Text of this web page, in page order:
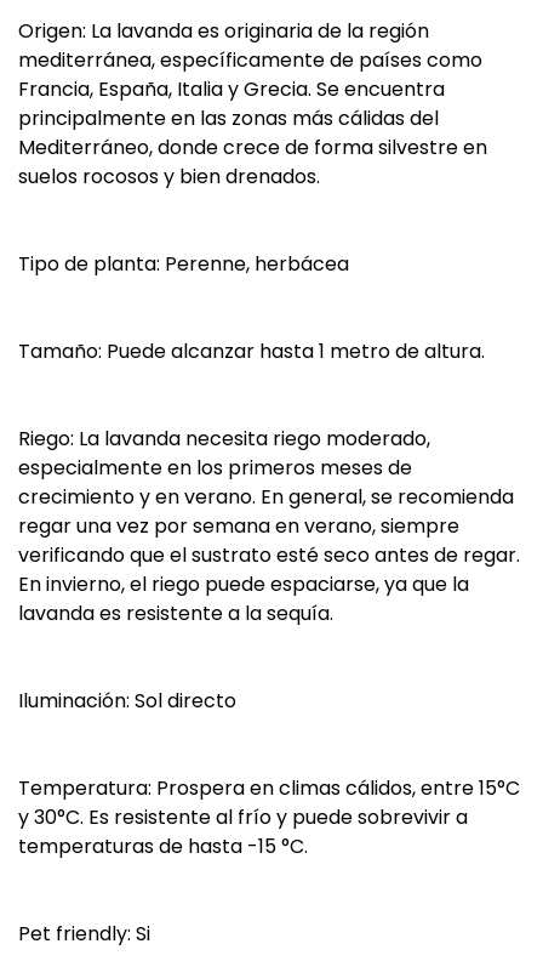
Origen: La lavanda es originaria de la región
mediterránea, específicamente de países como
Francia, España, Italia y Grecia. Se encuentra
principalmente en las zonas más cálidas del
Mediterráneo, donde crece de forma silvestre en
suelos rocosos y bien drenados.
Tipo de planta: Perenne, herbácea
Tamaño: Puede alcanzar hasta 1 metro de altura.
Riego: La lavanda necesita riego moderado,
especialmente en los primeros meses de
crecimiento y en verano. En general, se recomienda
regar una vez por semana en verano, siempre
verificando que el sustrato esté seco antes de regar.
En invierno, el riego puede espaciarse, ya que la
lavanda es resistente a la sequía.
Iluminación: Sol directo
Temperatura: Prospera en climas cálidos, entre 15°C
y 30°C. Es resistente al frío y puede sobrevivir a
temperaturas de hasta -15 °C.
Pet friendly: Si